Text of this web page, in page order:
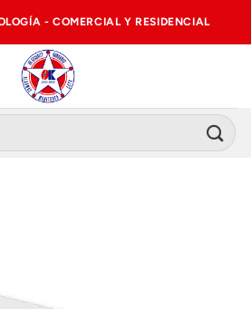
- COMERCIAL Y RESIDENCIAL